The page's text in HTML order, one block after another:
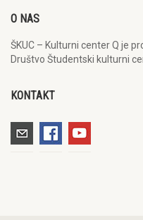
O NAS
ŠKUC – Kulturni center Q je
Društvo Študentski kulturni
KONTAKT